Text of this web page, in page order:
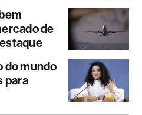
de
do mundo
para